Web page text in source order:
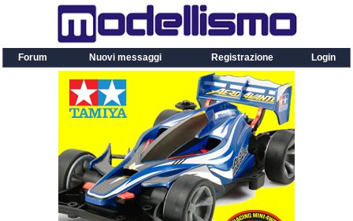
Forum Nuovi messaggi Registrazione Login